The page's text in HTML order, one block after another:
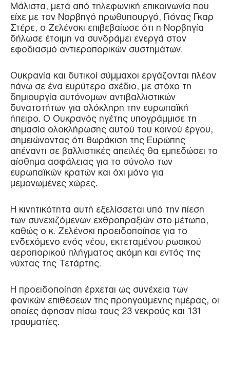
Μάλιστα, μετά από τηλεφωνική επικοινωνία που
είχε με τον Νορβηγό πρωθυπουργό, Γιόνας Γκαρ
Στέρε, ο Ζελένσκι επιβεβαίωσε ότι η Νορβηγία
δήλωσε έτοιμη να συνδράμει ενεργά στον
εφοδιασμό αντιεροπορικών συστημάτων.
Ουκρανία και δυτικοί σύμμαχοι εργάζονται πλέον
πάνω σε ένα ευρύτερο σχέδιο, με στόχο τη
δημιουργία αυτόνομων αντιβαλλιστικών
δυνατοτήτων για ολόκληρη την ευρωπαϊκή
ήπειρο. Ο Ουκρανός ηγέτης υπογράμμισε τη
σημασία ολοκλήρωσης αυτού του κοινού έργου,
σημειώνοντας ότι θωράκιση της Ευρώπης
απέναντι σε βαλλιστικές απειλές θα εμπεδώσει το
αίσθημα ασφάλειας για το σύνολο των
ευρωπαϊκών κρατών και όχι μόνο για
μεμονωμένες χώρες.
Η κινητικότητα αυτή εξελίσσεται υπό την πίεση
των συνεχιζόμενων εχθροπραξιών στο μέτωπο,
καθώς ο κ. Ζελένσκι προειδοποίησε για το
ενδεχόμενο ενός νέου, εκτεταμένου ρωσικού
αεροπορικού πλήγματος ακόμη και εντός της
νύχτας της Τετάρτης.
Η προειδοποίηση έρχεται ως συνέχεια των
φονικών επιθέσεων της προηγούμενης ημέρας, οι
οποίες άφησαν πίσω τους 23 νεκρούς και 131
τραυματίες.